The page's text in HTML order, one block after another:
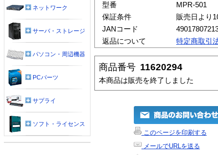
型番
MPR-501
保証条件
販売日より
JANコード
返品について
特定商取引
商品番号 11620294
本商品は販売を終了しました
このページを印刷する
メールでURLを送る
ネットワーク
サーバ・ストレージ
パソコン・周辺機器
PCパーツ
サプライ
ソフト・ライセンス